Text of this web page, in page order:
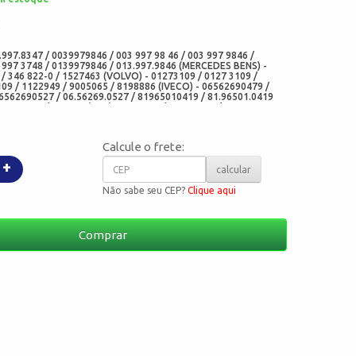
/ 0039979846 / 003 997 98 46 / 003 997 9846 /
3748 / 0139979846 / 013.997.9846 (MERCEDES BENS) -
346 822-0 / 1527463 (VOLVO) - 01273109 / 0127 3109 /
/ 1122949 / 9005065 / 8198886 (IVECO) - 06562690479 /
/ 06.56269.0527 / 81965010419 / 81.96501.0419
409 / 578409 (DAF) - 1273109 / 0127 3109 / 01273109
/ 50 00 056 491(RENAULT) - A0209978347 / A0169973747
(GM) - 724879 / 7 24 879 / 11061501 / 11 061 501 /
- 8321000953 / 8.321.000.953 (SETRA) - 880221139 /
- 212008943 / 212002716 (RANDON) - 8321000953 /
- 0634300185 / 06344300105 / 0501398018 /
/ 1303 N (CORTECO BRASIL) - 5724 (ARCA
N10 (CHO)
+
Calcule o frete:
calcular
Não sabe seu CEP?Clique aqui
Comprar